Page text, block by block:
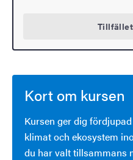
Kort om kursen
Kursen ger dig
klimat och ekosystem
du har valt tillsammans